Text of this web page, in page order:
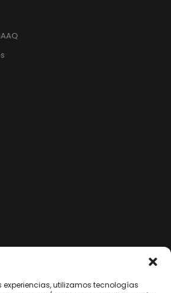
experiencias, utilizamos tecnologías